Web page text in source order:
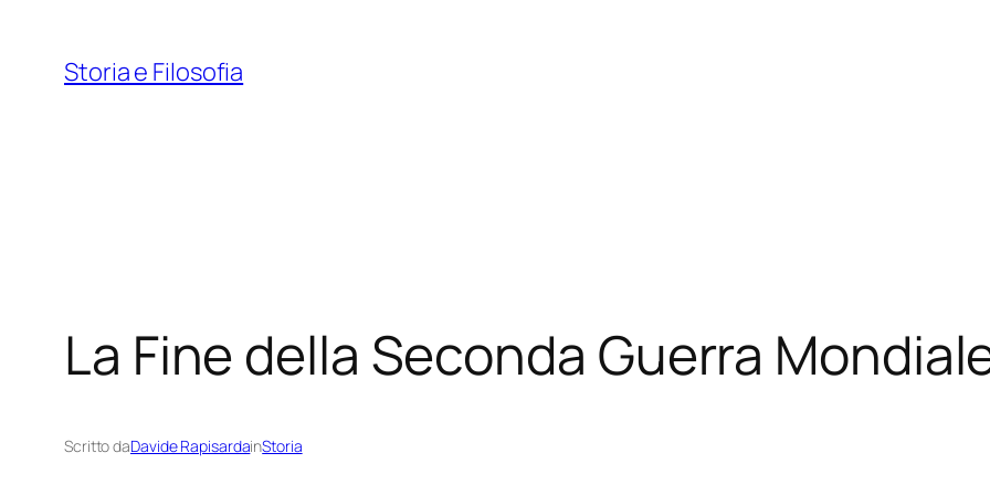
contenuto
Storia e Filosofia
La Fine della Seconda Guerra
Scritto daDavide RapisardainStoria